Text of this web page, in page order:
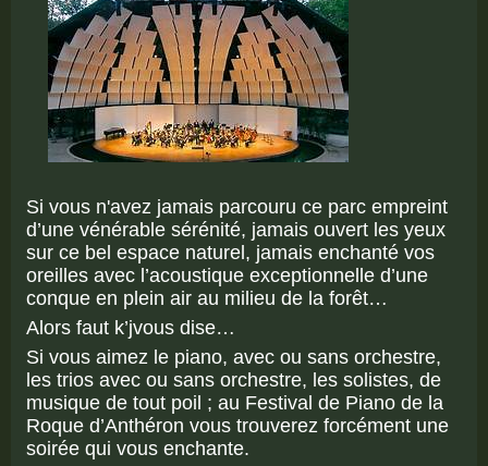
Si vous n'avez jamais parcouru ce parc empreint
d’une vénérable sérénité, jamais ouvert les yeux
sur ce bel espace naturel, jamais enchanté vos
oreilles avec l’acoustique exceptionnelle d’une
conque en plein air au milieu de la forêt…
Alors faut k’jvous dise…
Si vous aimez le piano, avec ou sans orchestre,
les trios avec ou sans orchestre, les solistes, de
musique de tout poil ; au Festival de Piano de la
Roque d’Anthéron vous trouverez forcément une
soirée qui vous enchante.